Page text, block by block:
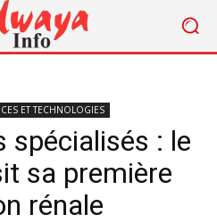
ET TECHNOLOGIES
spécialisés : le
sa première
rénale